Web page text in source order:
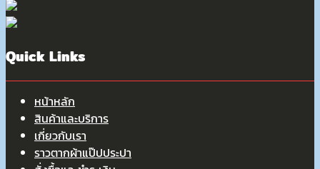
Quick Links
หน้าหลัก
สินค้าและบริการ
เกี่ยวกับเรา
ราวตากผ้าแป๊ปประปา